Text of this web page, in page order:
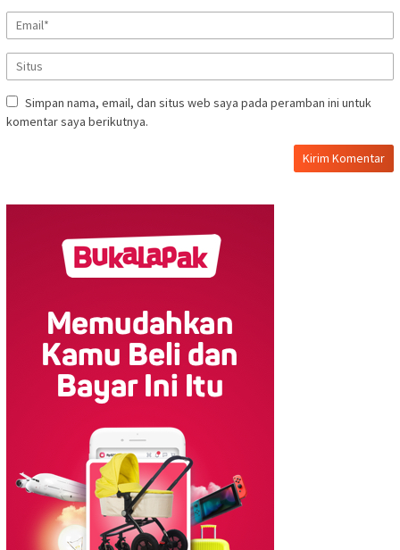
Simpan nama, email, dan situs web saya pada peramban ini untuk
komentar saya berikutnya.